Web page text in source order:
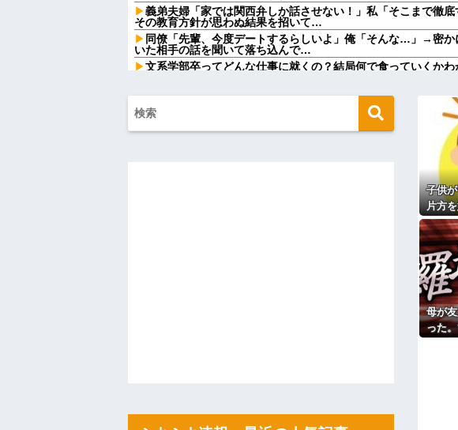
義弟夫婦「家では関西弁しか話させない！」私「そこまで徹
その教育方針が思わぬ結果を招いて…
同僚「先輩、今度デートするらしいよ」俺「そんな…」→密か
いた相手の話を聞いて落ち込んで…
文系学部卒ってどんな仕事に就くの？結局何で食っていくか
兄がドール愛好家。部屋でドレスを着せ写真撮影もしてドン引
彼氏が『この車』買おうとして私とケンカになってるんだけ
【画像】ディズニーのおいなり巻（600円）、流石にアレすぎ
【怒報】国税庁「あのさぁ！君らがちゃんと納税してくれな
【画像】令和最新版の剛力彩芽、ワイらにブッ刺さりまくり
【衝撃】若い女の子からする「甘い匂い」の正体、まさか分
【うわぁ】 都営団地住み、年収10万円上げると「大変なこと
ハードオフに売っていた4万4000円のフィギュアがヤバすぎる
私「ちょっと、人の家の金庫触らないでよ！」キチママ『そ
たから、開けてみようとしただけ☆』義兄「泥は出てけ！二度
【ネット騒然】惨殺されたタワマン頂き女子のこの動画、すげ
子供
片方
ると
母が
った